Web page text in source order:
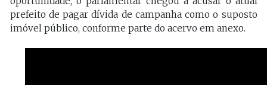
prefeito de pagar dívida de campanha como o suposto
imóvel público, conforme parte do acervo em anexo.